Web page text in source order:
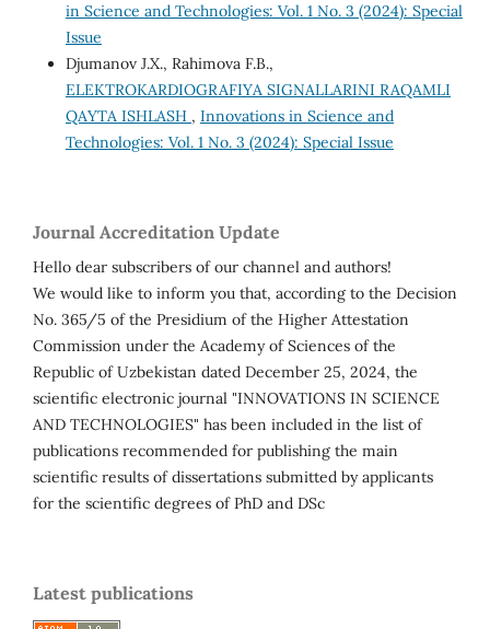
in Science and Technologies: Vol. 1 No. 3 (2024): Special
Issue
Djumanov J.X., Rahimova F.B.,
ELEKTROKARDIOGRAFIYA SIGNALLARINI RAQAMLI
QAYTA ISHLASH , Innovations in Science and
Technologies: Vol. 1 No. 3 (2024): Special Issue
Journal Accreditation Update
Hello dear subscribers of our channel and authors!
We would like to inform you that, according to the Decision
No. 365/5 of the Presidium of the Higher Attestation
Commission under the Academy of Sciences of the
Republic of Uzbekistan dated December 25, 2024, the
scientific electronic journal "INNOVATIONS IN SCIENCE
AND TECHNOLOGIES" has been included in the list of
publications recommended for publishing the main
scientific results of dissertations submitted by applicants
for the scientific degrees of PhD and DSc
Latest publications